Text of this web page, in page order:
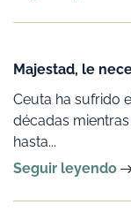
Majestad, le
Ceuta ha sufrido
décadas
hasta...
Seguir leyendo